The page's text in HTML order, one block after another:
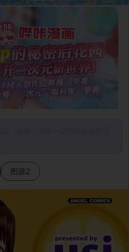
图源2